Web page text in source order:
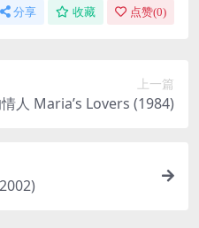
分享 收藏 点赞(0)
上一篇
人 Maria’s Lovers (1984)